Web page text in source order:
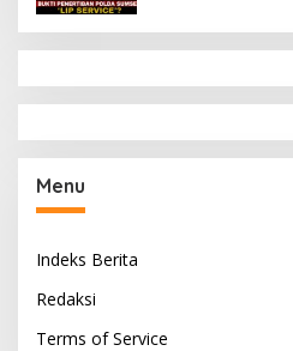
Menu
Indeks Berita
Redaksi
Terms of Service